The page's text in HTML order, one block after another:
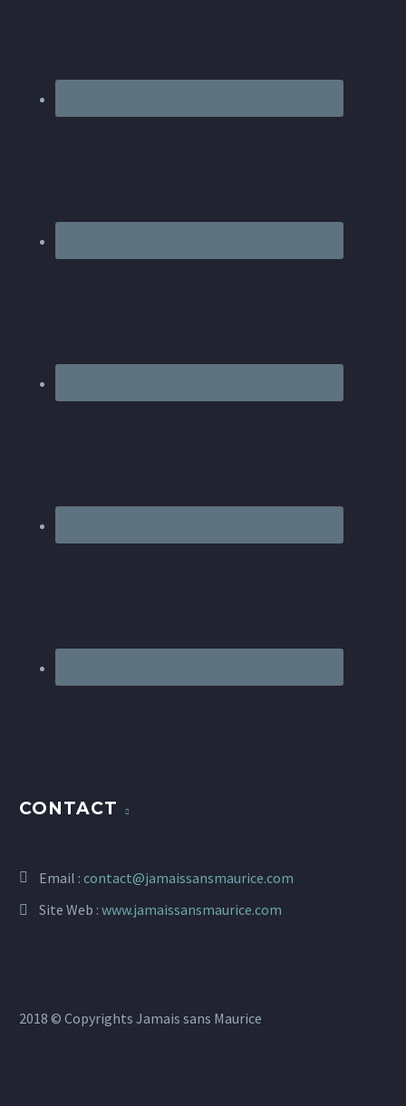
CONTACT
Email : contact@jamaissansmaurice.com
Site Web : www.jamaissansmaurice.com
2018 © Copyrights Jamais sans Maurice